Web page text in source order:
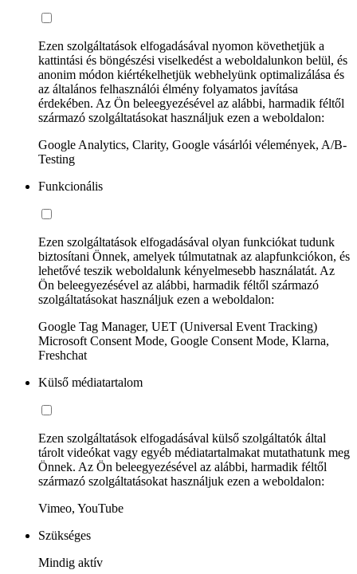
Ezen szolgáltatások elfogadásával nyomon követhetjük a
kattintási és böngészési viselkedést a weboldalunkon belül, és
anonim módon kiértékelhetjük webhelyünk optimalizálása és
az általános felhasználói élmény folyamatos javítása
érdekében. Az Ön beleegyezésével az alábbi, harmadik féltől
származó szolgáltatásokat használjuk ezen a weboldalon:
Google Analytics, Clarity, Google vásárlói vélemények, A/B-
Testing
Funkcionális
Ezen szolgáltatások elfogadásával olyan funkciókat tudunk
biztosítani Önnek, amelyek túlmutatnak az alapfunkciókon, és
lehetővé teszik weboldalunk kényelmesebb használatát. Az
Ön beleegyezésével az alábbi, harmadik féltől származó
szolgáltatásokat használjuk ezen a weboldalon:
Google Tag Manager, UET (Universal Event Tracking)
Microsoft Consent Mode, Google Consent Mode, Klarna,
Freshchat
Külső médiatartalom
Ezen szolgáltatások elfogadásával külső szolgáltatók által
tárolt videókat vagy egyéb médiatartalmakat mutathatunk meg
Önnek. Az Ön beleegyezésével az alábbi, harmadik féltől
származó szolgáltatásokat használjuk ezen a weboldalon:
Vimeo, YouTube
Szükséges
Mindig aktív